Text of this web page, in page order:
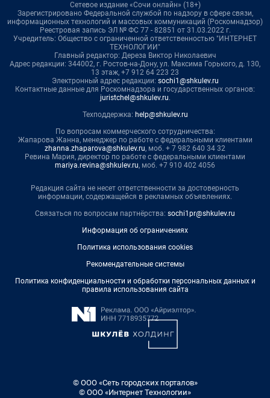
Сетевое издание «Сочи онлайн» (18+)
Зарегистрировано Федеральной службой по надзору в сфере связи,
информационных технологий и массовых коммуникаций (Роскомнадзор)
Реестровая запись ЭЛ № ФС 77 - 82851 от 31.03.2022 г.
Учредитель: Общество с ограниченной ответственностью "ИНТЕРНЕТ
ТЕХНОЛОГИИ"
Главный редактор: Дереза Виктор Николаевич
Адрес редакции: 344002, г. Ростов-на-Дону, ул. Максима Горького, д. 130,
13 этаж, +7 912 64 223 23
Электронный адрес редакции: sochi1@shkulev.ru
Контактные данные для Роскомнадзора и государственных органов:
juristchel@shkulev.ru.
Техподдержка: help@shkulev.ru
По вопросам коммерческого сотрудничества:
Жапарова Жанна, менеджер по работе с федеральными клиентами
zhanna.zhaparova@shkulev.ru, моб. + 7 982 640 34 32
Ревина Мария, директор по работе с федеральными клиентами
mariya.revina@shkulev.ru, моб. +7 910 402 4056
Редакция сайта не несет ответственности за достоверность
информации, содержащейся в рекламных объявлениях.
Связаться по вопросам партнёрства: sochi1pr@shkulev.ru
Информация об ограничениях
Политика использования cookies
Рекомендательные системы
Политика конфиденциальности и обработки персональных данных и
правила использования сайта
© ООО «Сеть городских порталов»
© ООО «Интернет Технологии»